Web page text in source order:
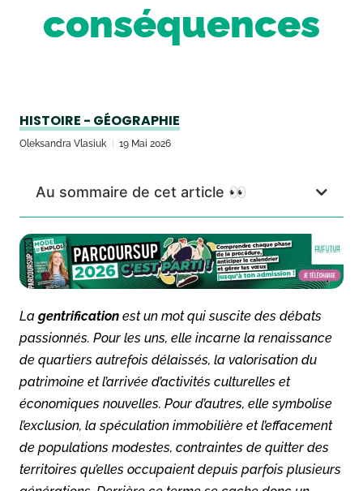
conséquences
HISTOIRE - GÉOGRAPHIE
Oleksandra Vlasiuk 19 Mai 2026
Au sommaire de cet article 👀
La gentrification est un mot qui suscite des débats
passionnés. Pour les uns, elle incarne la renaissance
de quartiers autrefois délaissés, la valorisation du
patrimoine et l’arrivée d’activités culturelles et
économiques nouvelles. Pour d’autres, elle symbolise
l’exclusion, la spéculation immobilière et l’effacement
de populations modestes, contraintes de quitter des
territoires qu’elles occupaient depuis parfois plusieurs